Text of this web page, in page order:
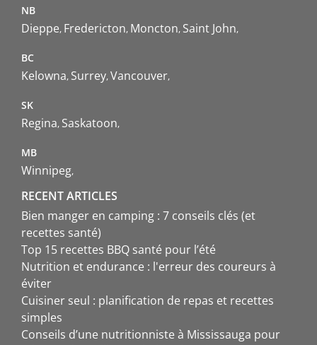
NB
Dieppe Fredericton Moncton Saint John
BC
Kelowna Surrey Vancouver
SK
Regina Saskatoon
MB
Winnipeg
RECENT ARTICLES
Bien manger en camping : 7 conseils clés (et
recettes santé)
Top 15 recettes BBQ santé pour l’été
Nutrition et endurance : l'erreur des coureurs à
éviter
Cuisiner seul : planification de repas et recettes
simples
Conseils d’une nutritionniste à Mississauga pour